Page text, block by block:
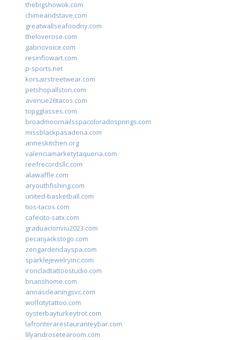
thebigshowok.com
chimeandstave.com
greatwallseafoodny.com
theloverose.com
gabriovoice.com
resinflowart.com
p-sports.net
korsairstreetwear.com
petshopallston.com
avenue26tacos.com
topgglasses.com
broadmoornailsspacoloradosprings.com
missblackpasadena.com
anneskitchen.org
valenciamarketytaqueria.com
reefrecordsllc.com
alawaffle.com
aryouthfishing.com
united-basketball.com
tios-tacos.com
cafecito-satx.com
graduacionviu2023.com
pecanjackstogo.com
zengardendayspa.com
sparklejewelryinc.com
ironcladtattoostudio.com
bruinshome.com
annascleaningsvc.com
wolfcitytattoo.com
oysterbayturkeytrot.com
lafronterarestauranteybar.com
lilyandrosetearoom.com